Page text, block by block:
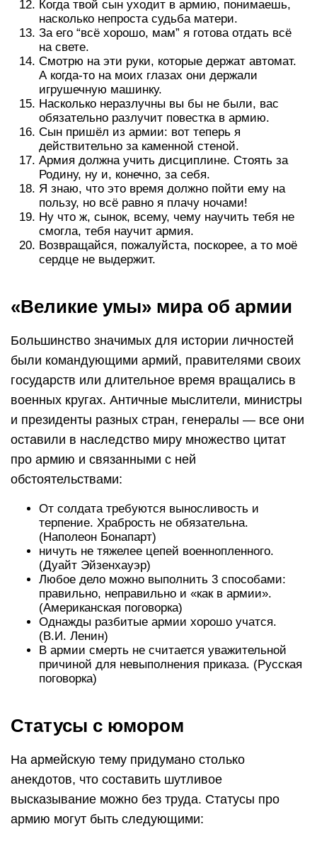
Когда твой сын уходит в армию, понимаешь,
насколько непроста судьба матери.
За его “всё хорошо, мам” я готова отдать всё
на свете.
Смотрю на эти руки, которые держат автомат.
А когда-то на моих глазах они держали
игрушечную машинку.
Насколько неразлучны вы бы не были, вас
обязательно разлучит повестка в армию.
Сын пришёл из армии: вот теперь я
действительно за каменной стеной.
Армия должна учить дисциплине. Стоять за
Родину, ну и, конечно, за себя.
Я знаю, что это время должно пойти ему на
пользу, но всё равно я плачу ночами!
Ну что ж, сынок, всему, чему научить тебя не
смогла, тебя научит армия.
Возвращайся, пожалуйста, поскорее, а то моё
сердце не выдержит.
«Великие умы» мира об армии
Большинство значимых для истории личностей
были командующими армий, правителями своих
государств или длительное время вращались в
военных кругах. Античные мыслители, министры
и президенты разных стран, генералы — все они
оставили в наследство миру множество цитат
про армию и связанными с ней
обстоятельствами:
От солдата требуются выносливость и
терпение. Храбрость не обязательна.
(Наполеон Бонапарт)
ничуть не тяжелее цепей военнопленного.
(Дуайт Эйзенхауэр)
Любое дело можно выполнить 3 способами:
правильно, неправильно и «как в армии».
(Американская поговорка)
Однажды разбитые армии хорошо учатся.
(В.И. Ленин)
В армии смерть не считается уважительной
причиной для невыполнения приказа. (Русская
поговорка)
Статусы с юмором
На армейскую тему придумано столько
анекдотов, что составить шутливое
высказывание можно без труда. Статусы про
армию могут быть следующими: